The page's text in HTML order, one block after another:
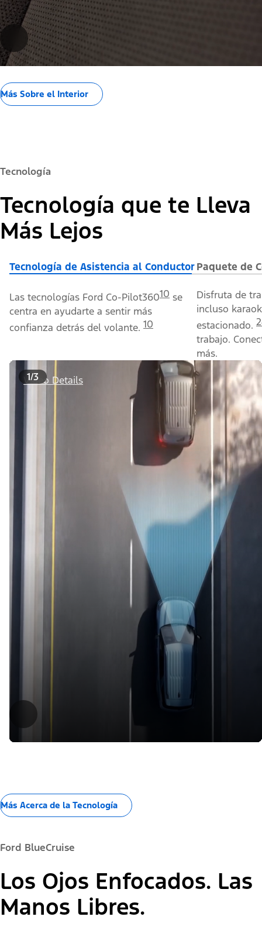
Más Sobre el Interior
Tecnología
Tecnología que te Lleva
Más Lejos
Tecnología de Asistencia al ConductorPaquete de
Las tecnologías Ford Co-Pilot36010 se
centra en ayudarte a sentir más
confianza detrás del volante. 10
Disfruta de
incluso
estacionado.
trabajo.
más.
1/3
Video Details
Más Acerca de la Tecnología​​​​​​​
Ford BlueCruise
Los Ojos Enfocados. Las
Manos Libres.